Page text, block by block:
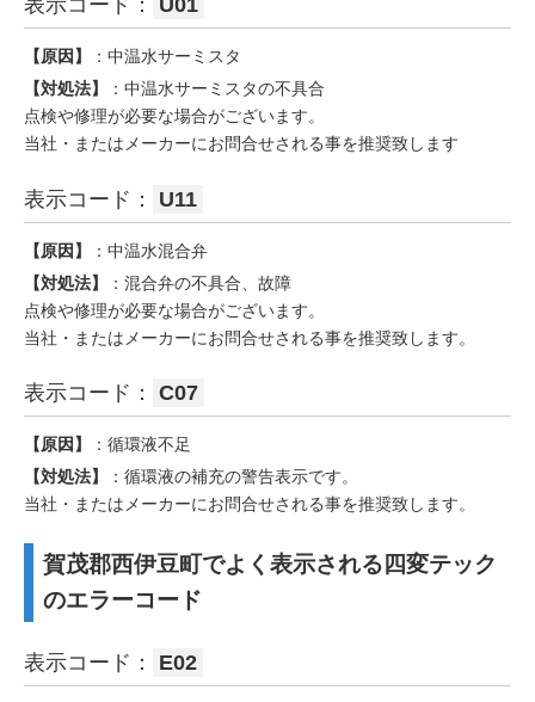
表示コード： U01
【原因】
：中温水サーミスタ
【対処法】
：中温水サーミスタの不具合
点検や修理が必要な場合がございます。
当社・またはメーカーにお問合せされる事を推奨致します
表示コード： U11
【原因】
：中温水混合弁
【対処法】
：混合弁の不具合、故障
点検や修理が必要な場合がございます。
当社・またはメーカーにお問合せされる事を推奨致します。
表示コード： C07
【原因】
：循環液不足
【対処法】
：循環液の補充の警告表示です。
当社・またはメーカーにお問合せされる事を推奨致します。
賀茂郡西伊豆町でよく表示される四変テック
のエラーコード
表示コード： E02